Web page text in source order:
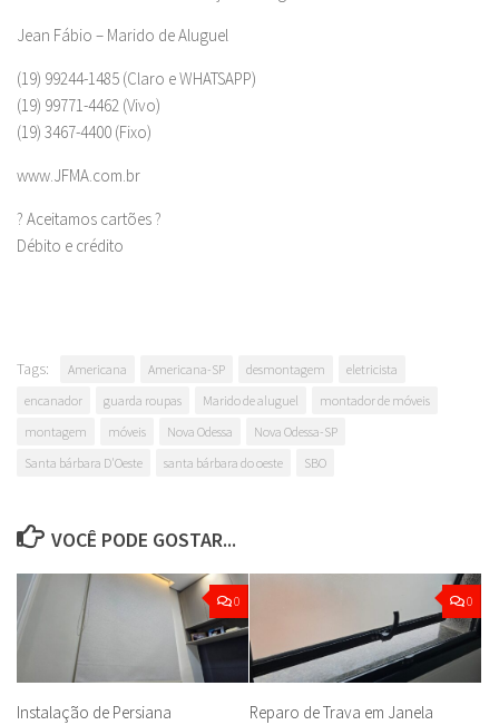
Jean Fábio – Marido de Aluguel
(19) 99244-1485 (Claro e WHATSAPP)
(19) 99771-4462 (Vivo)
(19) 3467-4400 (Fixo)
www.JFMA.com.br
? Aceitamos cartões ?
Débito e crédito
Tags: Americana Americana-SP desmontagem
eletricista
encanador
guarda roupas Marido de aluguel
montador de móveis
montagem
móveis Nova Odessa
Nova Odessa-SP
Santa bárbara D'Oeste
santa bárbara do oeste SBO
VOCÊ PODE GOSTAR...
0
Instalação de Persiana
0
Reparo de Trava em Janela